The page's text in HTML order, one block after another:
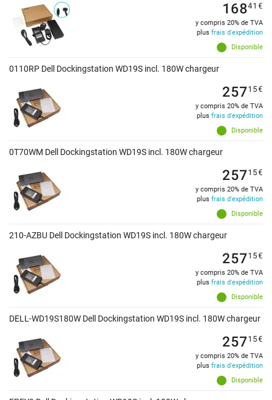
Disponible
16841 €
y compris 20% de TVA
plus frais d'expédition
0110RP Dell Dockingstation WD19S incl. 180W chargeur
Disponible
25715€
y compris 20% de TVA
plus frais d'expédition
0T70WM Dell Dockingstation WD19S incl. 180W chargeur
Disponible
25715€
y compris 20% de TVA
plus frais d'expédition
210-AZBU Dell Dockingstation WD19S incl. 180W chargeur
Disponible
25715€
y compris 20% de TVA
plus frais d'expédition
DELL-WD19S180W Dell Dockingstation WD19S incl. 180W chargeur
Disponible
25715€
y compris 20% de TVA
plus frais d'expédition